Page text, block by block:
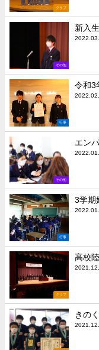
クラブ
その他
新入
行事
令和
その他
エン
行事
3学期
クラブ
高校
きの